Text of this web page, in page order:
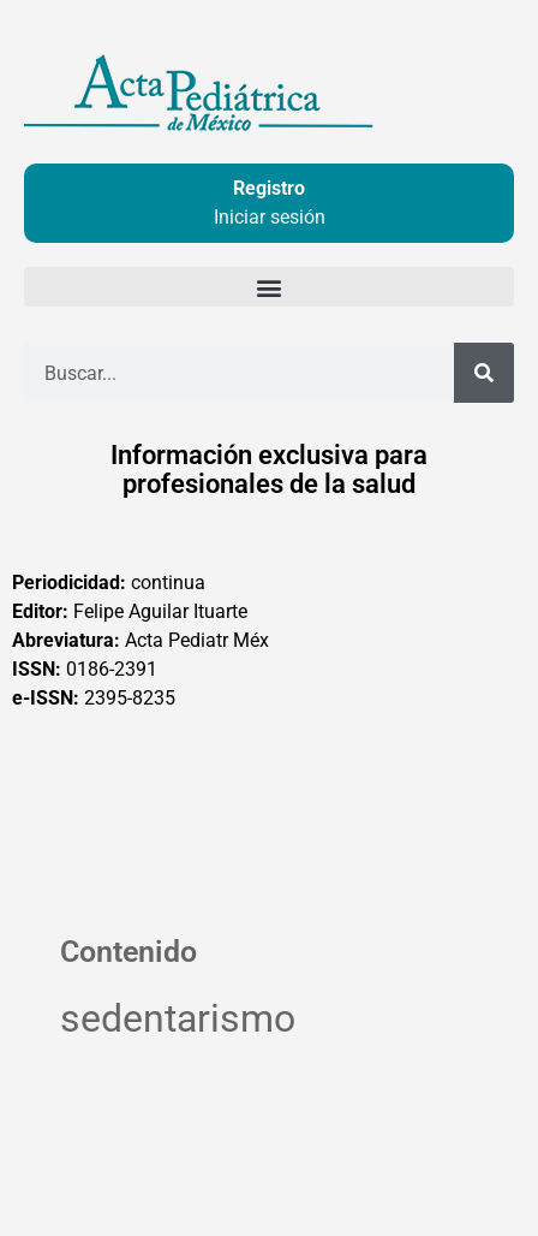
contenido
Registro
Iniciar sesión
Información exclusiva para
profesionales de la salud
Periodicidad: continua
Editor: Felipe Aguilar Ituarte
Abreviatura: Acta Pediatr Méx
ISSN: 0186-2391
e-ISSN: 2395-8235
Contenido
sedentarismo